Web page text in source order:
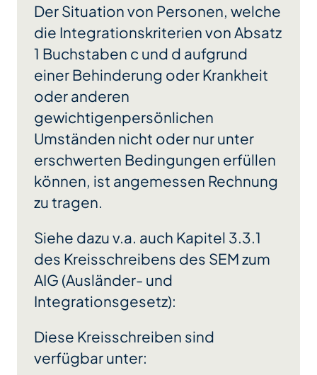
Der Situation von Personen, welche
die Integrationskriterien von Absatz
1 Buchstaben c und d aufgrund
einer Behinderung oder Krankheit
oder anderen
gewichtigenpersönlichen
Umständen nicht oder nur unter
erschwerten Bedingungen erfüllen
können, ist angemessen Rechnung
zu tragen.
Siehe dazu v.a. auch Kapitel 3.3.1
des Kreisschreibens des SEM zum
AIG (Ausländer- und
Integrationsgesetz):
Diese Kreisschreiben sind
verfügbar unter: